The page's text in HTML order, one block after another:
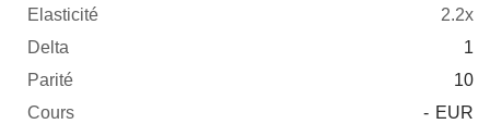
2.2x
1
10
- EUR